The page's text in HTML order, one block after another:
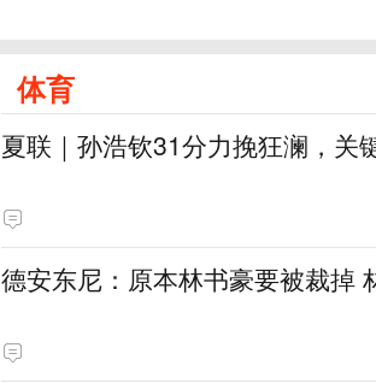
体育
夏联｜孙浩钦31分力挽狂澜，关
德安东尼：原本林书豪要被裁掉